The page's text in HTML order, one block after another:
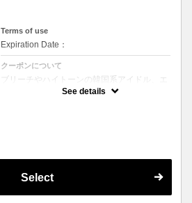
Terms of use
Expiration Date：
クーポンについて
ブリーチやハイトーンの韓国系アイドル、エ
イジング毛にお悩みの美魔女も夢中！全ての
世代、髪質、メニューに対応できる髪質改善
See details
Select